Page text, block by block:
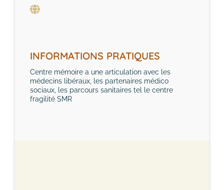
INFORMATIONS PRATIQUES
Centre mémoire a une articulation avec les
médecins libéraux, les partenaires médico
sociaux, les parcours sanitaires tel le centre
fragilité SMR